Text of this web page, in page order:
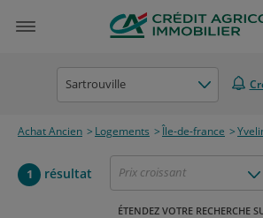
Sartrouville
Achat Ancien Logements Île-de-france
1 résultat Prix croissant
ÉTENDEZ VOTRE RECHERCHE